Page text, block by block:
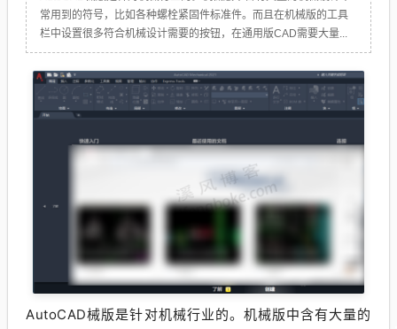
常用到的符号，比如各种螺栓紧固件标准件。而且在机械版的工具
栏中设置很多符合机械设计需要的按钮，在通用版CAD需要大量...
AutoCAD械版是针对机械行业的。机械版中含有大量的